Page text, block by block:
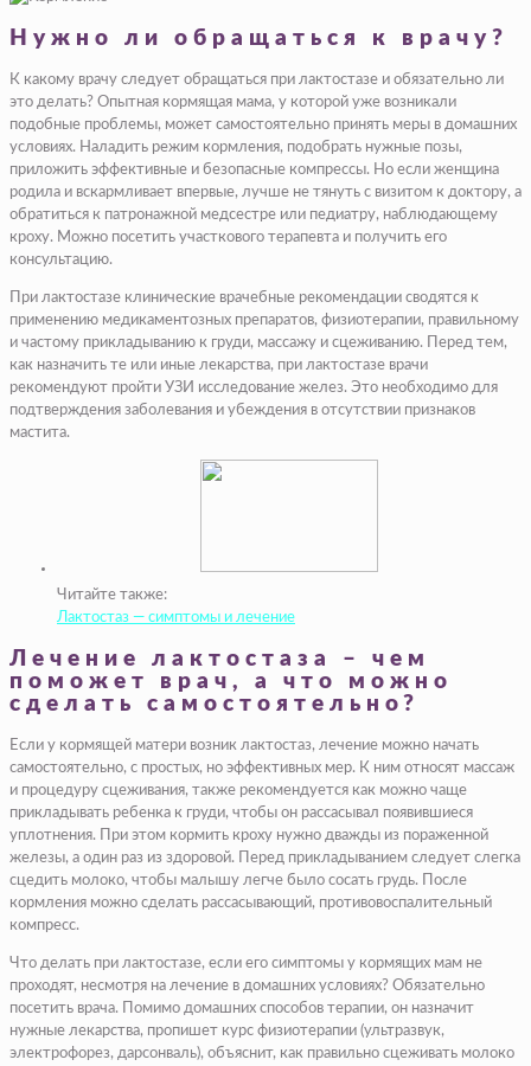
Нужно ли обращаться к врачу?
К какому врачу следует обращаться при лактостазе и обязательно ли
это делать? Опытная кормящая мама, у которой уже возникали
подобные проблемы, может самостоятельно принять меры в домашних
условиях. Наладить режим кормления, подобрать нужные позы,
приложить эффективные и безопасные компрессы. Но если женщина
родила и вскармливает впервые, лучше не тянуть с визитом к доктору, а
обратиться к патронажной медсестре или педиатру, наблюдающему
кроху. Можно посетить участкового терапевта и получить его
консультацию.
При лактостазе клинические врачебные рекомендации сводятся к
применению медикаментозных препаратов, физиотерапии, правильному
и частому прикладыванию к груди, массажу и сцеживанию. Перед тем,
как назначить те или иные лекарства, при лактостазе врачи
рекомендуют пройти УЗИ исследование желез. Это необходимо для
подтверждения заболевания и убеждения в отсутствии признаков
мастита.
Читайте также:
Лактостаз — симптомы и лечение
Лечение лактостаза – чем
поможет врач, а что можно
сделать самостоятельно?
Если у кормящей матери возник лактостаз, лечение можно начать
самостоятельно, с простых, но эффективных мер. К ним относят массаж
и процедуру сцеживания, также рекомендуется как можно чаще
прикладывать ребенка к груди, чтобы он рассасывал появившиеся
уплотнения. При этом кормить кроху нужно дважды из пораженной
железы, а один раз из здоровой. Перед прикладыванием следует слегка
сцедить молоко, чтобы малышу легче было сосать грудь. После
кормления можно сделать рассасывающий, противовоспалительный
компресс.
Что делать при лактостазе, если его симптомы у кормящих мам не
проходят, несмотря на лечение в домашних условиях? Обязательно
посетить врача. Помимо домашних способов терапии, он назначит
нужные лекарства, пропишет курс физиотерапии (ультразвук,
электрофорез, дарсонваль), объяснит, как правильно сцеживать молоко